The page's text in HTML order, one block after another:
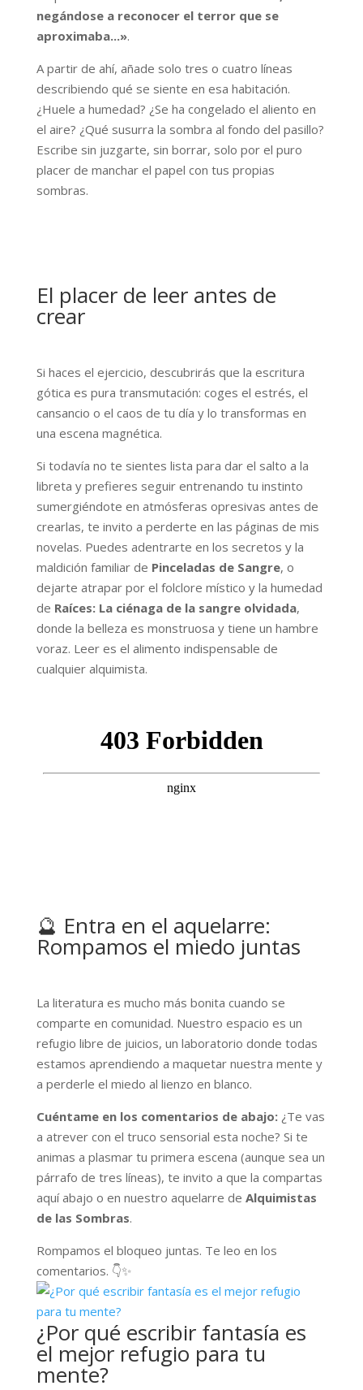
negándose a reconocer el terror que se
aproximaba...».
A partir de ahí, añade solo tres o cuatro líneas
describiendo qué se siente en esa habitación.
¿Huele a humedad? ¿Se ha congelado el aliento en
el aire? ¿Qué susurra la sombra al fondo del pasillo?
Escribe sin juzgarte, sin borrar, solo por el puro
placer de manchar el papel con tus propias
sombras.
El placer de leer antes de
crear
Si haces el ejercicio, descubrirás que la escritura
gótica es pura transmutación: coges el estrés, el
cansancio o el caos de tu día y lo transformas en
una escena magnética.
Si todavía no te sientes lista para dar el salto a la
libreta y prefieres seguir entrenando tu instinto
sumergiéndote en atmósferas opresivas antes de
crearlas, te invito a perderte en las páginas de mis
novelas. Puedes adentrarte en los secretos y la
maldición familiar de Pinceladas de Sangre, o
dejarte atrapar por el folclore místico y la humedad
de Raíces: La ciénaga de la sangre olvidada,
donde la belleza es monstruosa y tiene un hambre
voraz. Leer es el alimento indispensable de
cualquier alquimista.
🔮 Entra en el aquelarre:
Rompamos el miedo juntas
La literatura es mucho más bonita cuando se
comparte en comunidad. Nuestro espacio es un
refugio libre de juicios, un laboratorio donde todas
estamos aprendiendo a maquetar nuestra mente y
a perderle el miedo al lienzo en blanco.
Cuéntame en los comentarios de abajo:¿Te vas
a atrever con el truco sensorial esta noche? Si te
animas a plasmar tu primera escena (aunque sea un
párrafo de tres líneas), te invito a que la compartas
aquí abajo o en nuestro aquelarre de Alquimistas
de las Sombras.
Rompamos el bloqueo juntas. Te leo en los
comentarios. 👇✨
¿Por qué escribir fantasía es
el mejor refugio para tu
mente?